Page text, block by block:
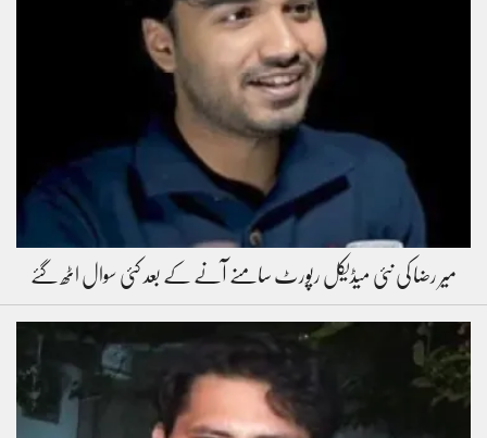
میر رضا کی نئی میڈیکل رپورٹ سامنے آنے کے بعد کئی سوال اٹھ گئے